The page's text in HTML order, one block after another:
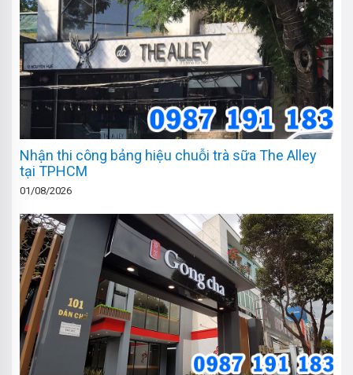
Nhận thi công bảng hiệu chuỗi trà sữa The Alley
tại TPHCM
01/08/2026